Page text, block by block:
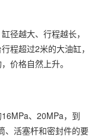
径越大、行程越长，
程超过2米的大油缸，
价格自然上升。
、20MPa，到
、活塞杆和密封件的要